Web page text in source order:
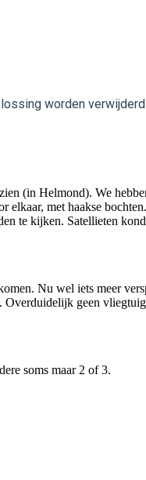
worden verwijderd.